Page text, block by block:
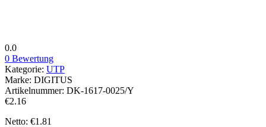
0.0
0 Bewertung
Kategorie: UTP
Marke: DIGITUS
Artikelnummer: DK-1617-0025/Y
€2.16
Netto: €1.81